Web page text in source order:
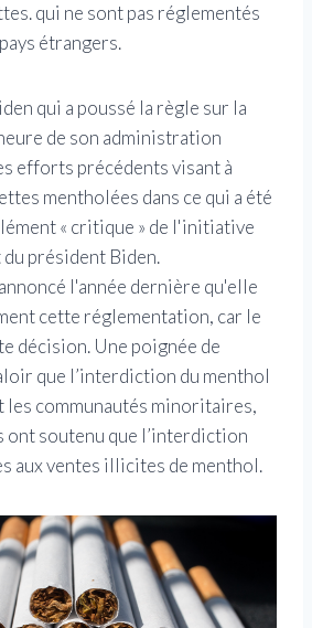
qui ne sont pas réglementés
étrangers.
qui a poussé la règle sur la
de son administration
efforts précédents visant à
mentholées dans ce qui a été
« critique » de l'initiative
président Biden.
l'année dernière qu'elle
cette réglementation, car le
décision. Une poignée de
que l’interdiction du menthol
communautés minoritaires,
ont soutenu que l’interdiction
aux ventes illicites de menthol.